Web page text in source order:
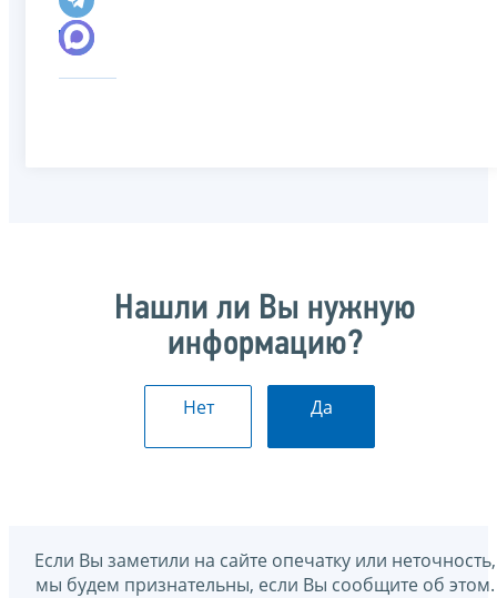
Нашли ли Вы нужную
информацию?
Нет Да
Если Вы заметили на сайте опечатку или неточность,
мы будем признательны, если Вы сообщите об этом.